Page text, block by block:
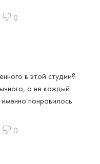
0
в этой студии?
а не каждый
понравилось
0